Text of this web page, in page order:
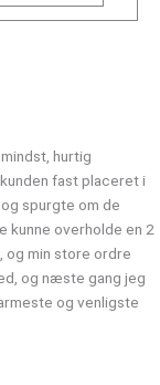
hurtig
fast placeret i
spurgte om de
kunne overholde en 2
og min store ordre
og næste gang jeg
og venligste